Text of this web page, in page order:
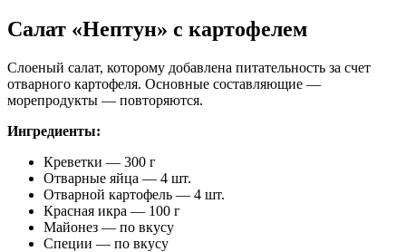
Салат «Нептун» с картофелем
Слоеный салат, которому добавлена питательность за счет
отварного картофеля. Основные составляющие —
морепродукты — повторяются.
Ингредиенты:
Креветки — 300 г
Отварные яйца — 4 шт.
Отварной картофель — 4 шт.
Красная икра — 100 г
Майонез — по вкусу
Специи — по вкусу